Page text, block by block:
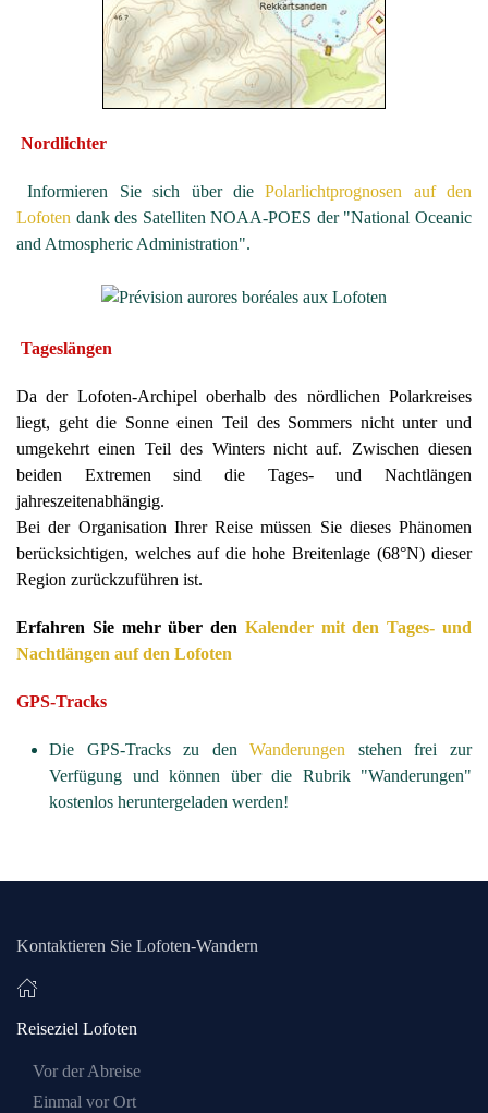
Nordlichter
Informieren Sie sich über diePolarlichtprognosen auf den
Lofoten dank des Satelliten NOAA-POES der "National Oceanic
and Atmospheric Administration".
Tageslängen
Da der Lofoten-Archipel oberhalb des nördlichen Polarkreises
liegt, geht die Sonne einen Teil des Sommers nicht unter und
umgekehrt einen Teil des Winters nicht auf. Zwischen diesen
beiden Extremen sind die Tages- und Nachtlängen
jahreszeitenabhängig.
Bei der Organisation Ihrer Reise müssen Sie dieses Phänomen
berücksichtigen, welches auf die hohe Breitenlage (68°N) dieser
Region zurückzuführen ist.
Erfahren Sie mehr über den Kalender mit den Tages- und
Nachtlängen auf den Lofoten
GPS-Tracks
Die GPS-Tracks zu denWanderungen stehen frei zur
Verfügung und können über die Rubrik "Wanderungen"
kostenlos heruntergeladen werden!
Kontaktieren Sie Lofoten-Wandern
Reiseziel Lofoten
Vor der Abreise
Einmal vor Ort